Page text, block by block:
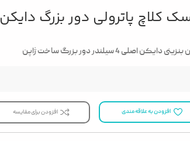
کلاچ پاترولی دور بزرگ دایکن
دایکن اصلی 4 سیلندر دور بزرگ ساخت ژاپن
افزودن به علاقه مندی افزودن برای مقایسه